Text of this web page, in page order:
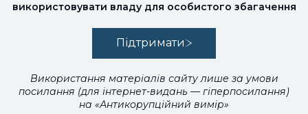
використовувати владу для особистого збагачення
Підтримати
Використання матеріалів сайту лише за умови
посилання (для інтернет-видань — гіперпосилання)
на «Антикорупційний вимір»